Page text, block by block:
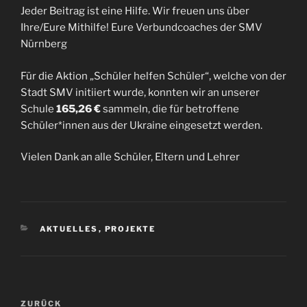
Jeder Beitrag ist eine Hilfe. Wir freuen uns über
Ihre/Eure Mithilfe! Eure Verbundcoaches der SMV
Nürnberg
Für die Aktion „Schüler helfen Schüler“, welche von der
Stadt SMV initiiert wurde, konnten wir an unserer
Schule 165,26 €sammeln, die für betroffene
Schüler*innen aus der Ukraine eingesetzt werden.
Vielen Dank an alle Schüler, Eltern und Lehrer
AKTUELLES , PROJEKTE
ZURÜCK